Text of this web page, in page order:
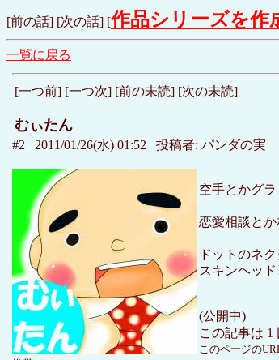
[前の話] [次の話] [作品シリーズを作
一覧に戻る
[一つ前] [一つ次] [前の未読] [次の未読]
むぃたん
#2 2011/01/26(水) 01:52 投稿者: パンダの実
空手とかグラ
恋愛相談と
ドットのネ
スキンヘッ
(公開中)
この記事は 1
このページの